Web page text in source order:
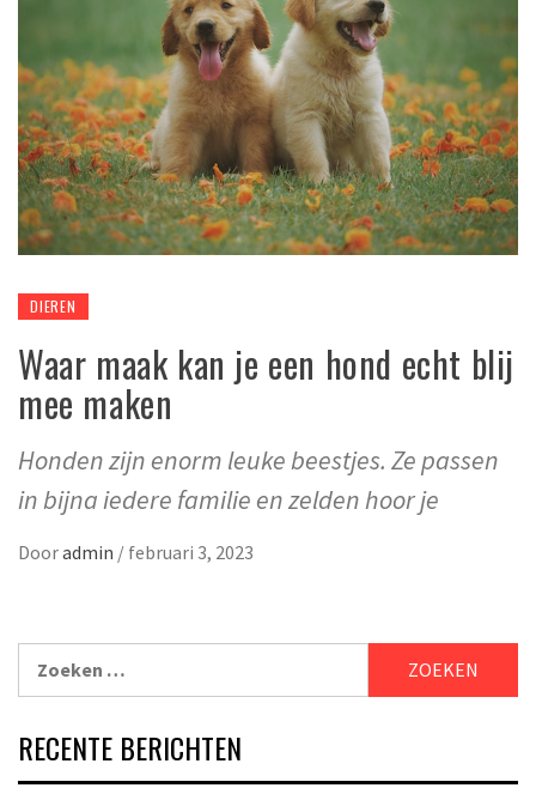
DIEREN
Waar maak kan je een hond echt blij
mee maken
Honden zijn enorm leuke beestjes. Ze passen
in bijna iedere familie en zelden hoor je
Dooradmin / februari 3, 2023
naar:
RECENTE BERICHTEN